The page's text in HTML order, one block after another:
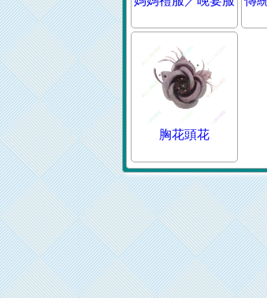
胸花頭花